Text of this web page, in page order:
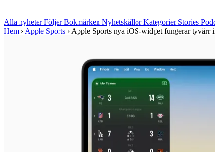
Alla nyheterFöljerBokmärken NyhetskällorKategorier Stories
Hem › Apple Sports › Apple Sports nya iOS-widget fungerar tyvärr